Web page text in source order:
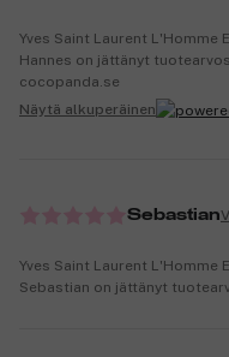
Yves Saint Laurent L'Homme
Hannes on jättänyt
cocopanda.se
Näytä alkuperäinen
Sebastian
Yves Saint Laurent L'Homme
Sebastian on jättänyt